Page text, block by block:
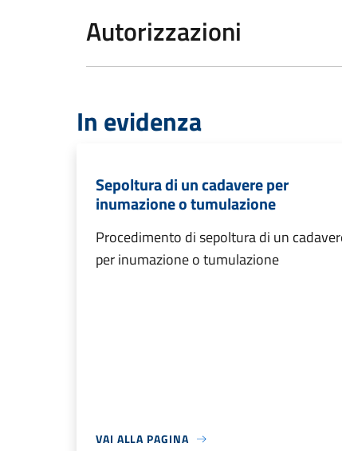
Autorizzazioni
In evidenza
Sepoltura di un cadavere per
inumazione o tumulazione
Procedimento di sepoltura di un
per inumazione o tumulazione
VAI ALLA PAGINA